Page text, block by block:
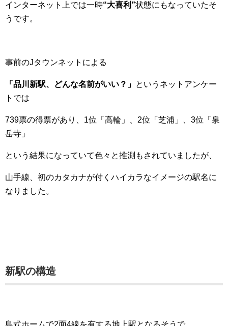
インターネット上では一時“大喜利”状態にもなっていたそ
うです。
事前のJタウンネットによる
「品川新駅、どんな名前がいい？」 というネットアンケー
トでは
739票の得票があり、1位「高輪」、2位「芝浦」、3位「泉
岳寺」
という結果になっていて色々と推測もされていましたが、
山手線、初のカタカナが付くハイカラなイメージの駅名に
なりました。
新駅の構造
島式ホームで2面4線を有する地上駅となるそうで、